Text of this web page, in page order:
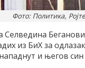
Фото: Политика,
из БиХ за
и његов